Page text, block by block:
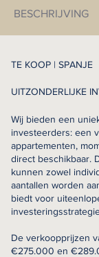
BESCHRIJVING
TE KOOP | SPANJE
UITZONDERLIJKE
Wij bieden een
investeerders: een
appartementen,
direct beschikbaar.
kunnen zowel
aantallen worden
biedt voor
De verkoopprijzen
€275.000 en